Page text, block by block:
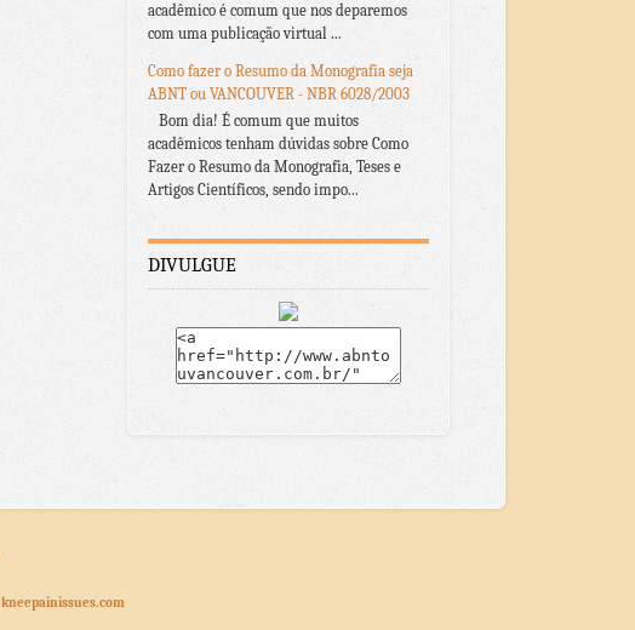
acadêmico é comum que nos deparemos
com uma publicação virtual ...
Como fazer o Resumo da Monografia seja
ABNT ou VANCOUVER - NBR 6028/2003
Bom dia! É comum que muitos
acadêmicos tenham dúvidas sobre Como
Fazer o Resumo da Monografia, Teses e
Artigos Científicos, sendo impo...
DIVULGUE
kneepainissues.com